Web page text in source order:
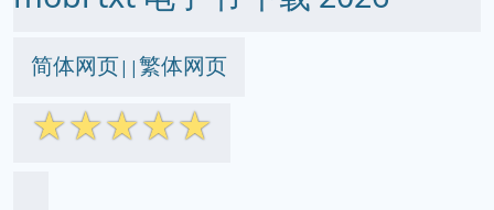
简体网页||繁体网页
☆☆☆☆☆